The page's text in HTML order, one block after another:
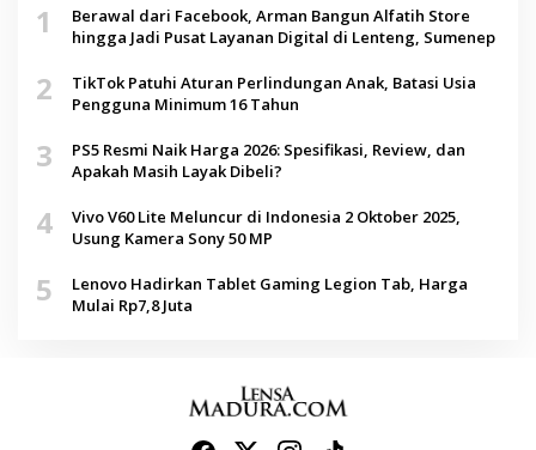
1
Berawal dari Facebook, Arman Bangun Alfatih Store
hingga Jadi Pusat Layanan Digital di Lenteng, Sumenep
2
TikTok Patuhi Aturan Perlindungan Anak, Batasi Usia
Pengguna Minimum 16 Tahun
3
PS5 Resmi Naik Harga 2026: Spesifikasi, Review, dan
Apakah Masih Layak Dibeli?
4
Vivo V60 Lite Meluncur di Indonesia 2 Oktober 2025,
Usung Kamera Sony 50 MP
5
Lenovo Hadirkan Tablet Gaming Legion Tab, Harga
Mulai Rp7,8 Juta